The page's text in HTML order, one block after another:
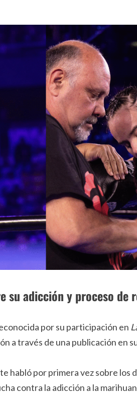
su adicción y proceso de
por su participación en
a través de una publicación en
habló por primera vez sobre los
contra la adicción a la